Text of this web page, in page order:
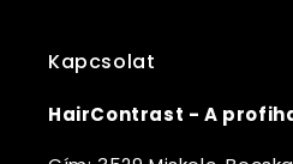
Kapcsolat
HairContrast - A